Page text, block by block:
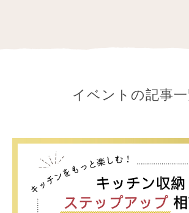
イベントの記事